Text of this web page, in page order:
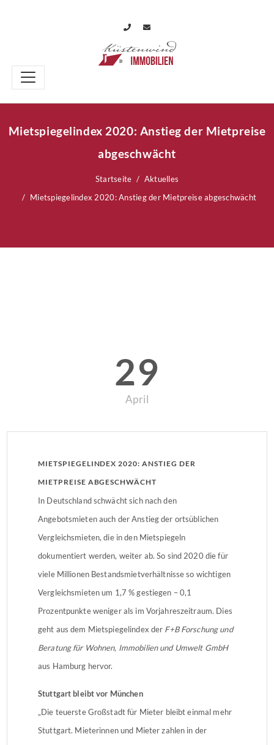
Mietspiegelindex 2020: Anstieg der Mietpreise
abgeschwächt
Startseite
Aktuelles
Mietspiegelindex 2020: Anstieg der Mietpreise abgeschwächt
29
April
MIETSPIEGELINDEX 2020: ANSTIEG DER
MIETPREISE ABGESCHWÄCHT
In Deutschland schwächt sich nach den
Angebotsmieten auch der Anstieg der ortsüblichen
Vergleichsmieten, die in den Mietspiegeln
dokumentiert werden, weiter ab. So sind 2020 die für
viele Millionen Bestandsmietverhältnisse so wichtigen
Vergleichsmieten um 1,7 % gestiegen – 0,1
Prozentpunkte weniger als im Vorjahreszeitraum. Dies
geht aus dem Mietspiegelindex der F+B Forschung und
Beratung für Wohnen, Immobilien und Umwelt GmbH
aus Hamburg hervor.
Stuttgart bleibt vor München
„Die teuerste Großstadt für Mieter bleibt einmal mehr
Stuttgart. Mieterinnen und Mieter zahlen in der